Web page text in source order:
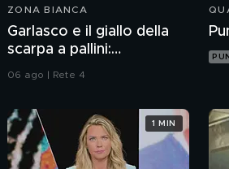
ZONA BIANCA
Garlasco e il giallo della
scarpa a pallini:
compatibile col piede di
06 ago | Rete 4
1 MIN